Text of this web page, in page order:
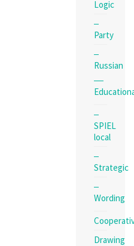
Logic
Party
Russian
SPIEL
local
Strategic
Wording
Drawing